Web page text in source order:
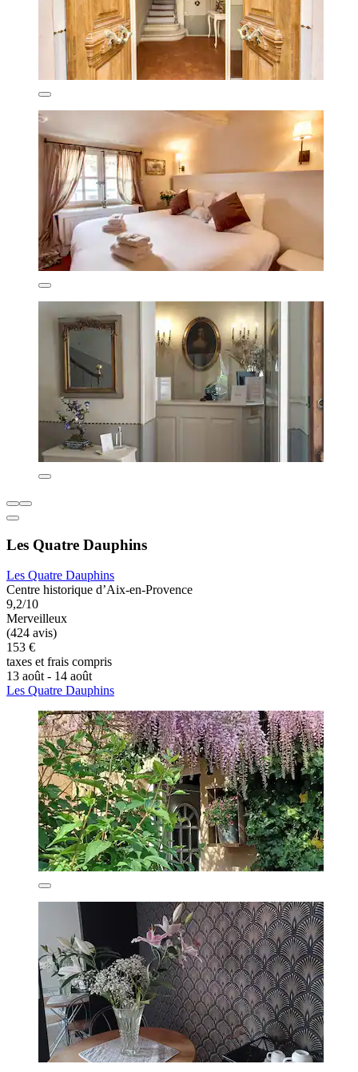
Les Quatre Dauphins
Les Quatre Dauphins
Centre historique d’Aix-en-Provence
9,2/10
Merveilleux
(424 avis)
153 €
taxes et frais compris
13 août - 14 août
Les Quatre Dauphins